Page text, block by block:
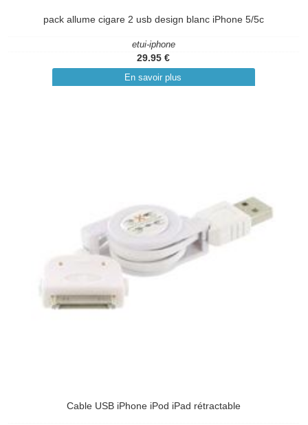
pack allume cigare 2 usb design blanc iPhone 5/5c
etui-iphone
29.95 €
En savoir plus
Cable USB iPhone iPod iPad rétractable